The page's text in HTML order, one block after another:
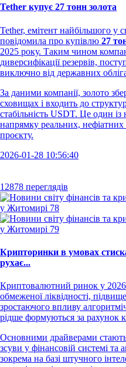
Tether купує 27 тонн золота
Tether, емітент найбільшого у
повідомила про купівлю 27
2025 року. Таким чином
диверсифікації резервів,
виключно від державних
За даними компанії, золото
сховищах і входить до
стабільність USDT. Це один
напрямку реальних, нефіатних
проєкту.
2026-01-28 10:56:40
12878 переглядів
Крипторинки в умовах
рухає...
Криптовалютний ринок у
обмеженої ліквідності,
зростаючого впливу
рідше формуються за рахунок
Основними драйверами стають
зсуви у фінансовій системі та
зокрема на базі штучного